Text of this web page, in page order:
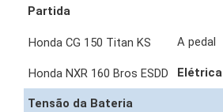
Partida
A pedal
Elétrica
Tensão da Bateria